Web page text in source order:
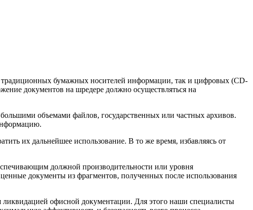
традиционных бумажных носителей информации, так и цифровых (CD-
документов на шредере должно осуществляться на
объемами файлов, государственных или частных архивов.
их дальнейшее использование. В то же время, избавляясь от
должной производительности или уровня
документы из фрагментов, полученных после использования
офисной документации. Для этого наши специалисты